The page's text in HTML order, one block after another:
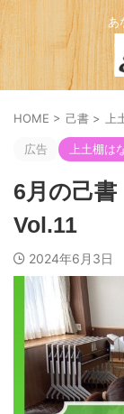
あ
HOME > 己書 > 上
広告 上土棚は
6月の己
Vol.11
2024年6月3日